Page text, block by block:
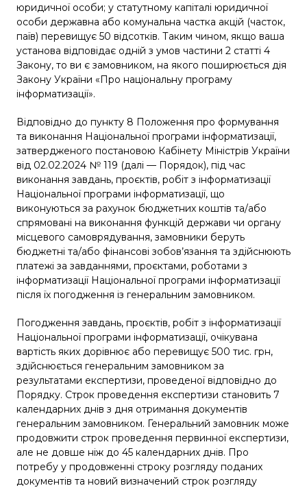
юридичної особи; у статутному капіталі юридичної
особи державна або комунальна частка акцій (часток,
паїв) перевищує 50 відсотків. Таким чином, якщо ваша
установа відповідає одній з умов частини 2 статті 4
Закону, то ви є замовником, на якого поширюється дія
Закону України «Про національну програму
інформатизації».
Відповідно до пункту 8 Положення про формування
та виконання Національної програми інформатизації,
затвердженого постановою Кабінету Міністрів України
від 02.02.2024 № 119 (далі — Порядок), під час
виконання завдань, проєктів, робіт з інформатизації
Національної програми інформатизації, що
виконуються за рахунок бюджетних коштів та/або
спрямовані на виконання функцій держави чи органу
місцевого самоврядування, замовники беруть
бюджетні та/або фінансові зобов’язання та здійснюють
платежі за завданнями, проєктами, роботами з
інформатизації Національної програми інформатизації
після їх погодження із генеральним замовником.
Погодження завдань, проєктів, робіт з інформатизації
Національної програми інформатизації, очікувана
вартість яких дорівнює або перевищує 500 тис. грн,
здійснюється генеральним замовником за
результатами експертизи, проведеної відповідно до
Порядку. Строк проведення експертизи становить 7
календарних днів з дня отримання документів
генеральним замовником. Генеральний замовник може
продовжити строк проведення первинної експертизи,
але не довше ніж до 45 календарних днів. Про
потребу у продовженні строку розгляду поданих
документів та новий визначений строк розгляду